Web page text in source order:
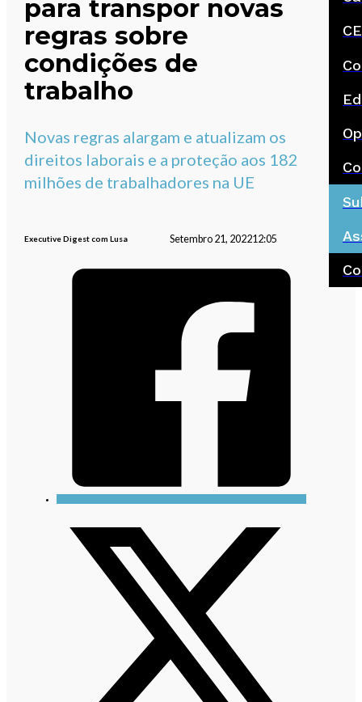
para transpor novas
regras sobre
condições de
trabalho
Novas regras alargam e atualizam os
direitos laborais e a proteção aos 182
milhões de trabalhadores na UE
Executive Digest com Lusa Setembro 21, 202212:05